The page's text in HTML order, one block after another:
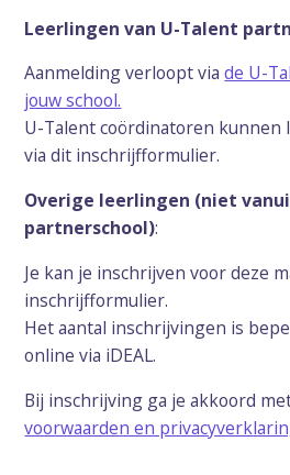
Leerlingen van U-Talent
Aanmelding verloopt viade U-
jouw school.
U-Talent coördinatoren kunnen
via dit inschrijfformulier.
Overige leerlingen (niet
partnerschool):
Je kan je inschrijven voor deze
inschrijfformulier.
Het aantal inschrijvingen is
online via iDEAL.
Bij inschrijving ga je akkoord
voorwaarden en